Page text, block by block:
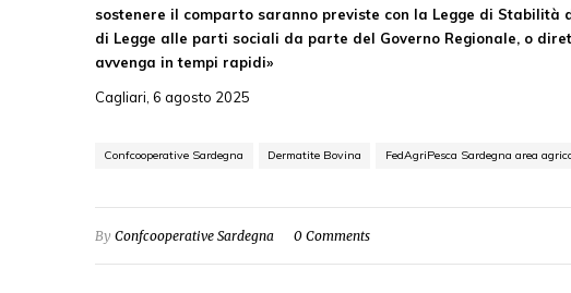
sostenere il comparto saranno previste con la Legge di Stabilità
di Legge alle parti sociali da parte del Governo Regionale, o
avvenga in tempi rapidi»
Cagliari, 6 agosto 2025
Confcooperative Sardegna Dermatite Bovina FedAgriPesca Sardegna area
By Confcooperative Sardegna 0 Comments